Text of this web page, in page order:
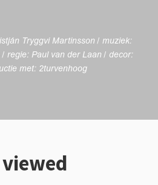
Tryggvi Martinsson / muziek:
regie: Paul van der Laan / decor:
met: 2turvenhoog